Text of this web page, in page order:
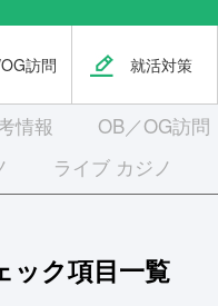
訪問 就活対策
情報 OB／OG訪問
ライブ カジノ
ック項目一覧